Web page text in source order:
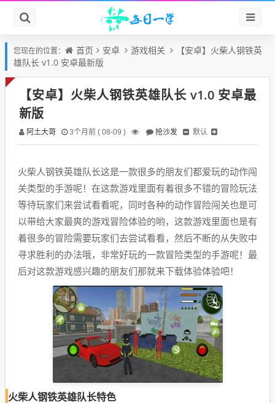
您现在的位置： 首页 安卓 游戏相关
【安卓】火柴人钢铁英
雄队长 v1.0 安卓最新版
【安卓】火柴人钢铁英雄队长 v1.0 安卓最
新版
阿土大哥 3个月前 ( 08-09 ) 抢沙发 默认
火柴人钢铁英雄队长这是一款很多的朋友们都爱玩的动作闯
关类型的手游呢！在这款游戏里面有着很多不错的冒险玩法
等待玩家们来尝试看看呢，同时各种的动作冒险闯关也是可
以带给大家最爽的游戏冒险体验的哟，这款游戏里面也是有
着很多的冒险需要玩家们去尝试看看，然后不断的从失败中
寻求胜利的办法哦，非常好玩的一款冒险类型的手游呢！最
后对这款游戏感兴趣的朋友们那就来下载体验体验吧！
火柴人钢铁英雄队长特色